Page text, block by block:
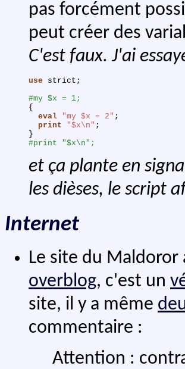
pas forcément
peut créer des
C'est faux. J'ai
use strict ;
#my $x = 1;
{
eval "my $x = 2" ;
print
"$x\n" ;
}
#print "$x\n";
et ça plante en
les dièses, le script
Internet
Le site du Maldoror
overblog, c'est un
site, il y a même
commentaire :
Attention :